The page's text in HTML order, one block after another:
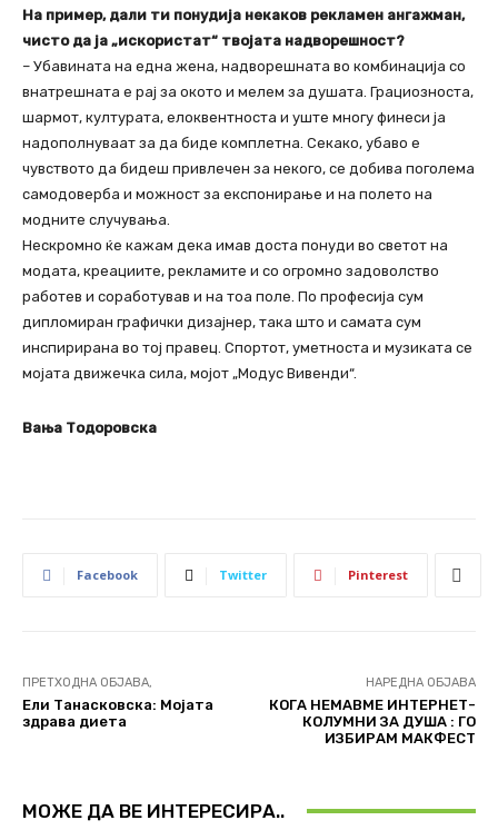
На пример, дали ти понудија некаков рекламен ангажман,
чисто да ја „искористат“ твојата надворешност?
– Убавината на една жена, надворешната во комбинација со
внатрешната е рај за окото и мелем за душата. Грациозноста,
шармот, културата, елоквентноста и уште многу финеси ја
надополнуваат за да биде комплетна. Секако, убаво е
чувството да бидеш привлечен за некого, се добива поголема
самодоверба и можност за експонирање и на полето на
модните случувања.
Нескромно ќе кажам дека имав доста понуди во светот на
модата, креациите, рекламите и со огромно задоволство
работев и соработував и на тоа поле. По професија сум
дипломиран графички дизајнер, така што и самата сум
инспирирана во тој правец. Спортот, уметноста и музиката се
мојата движечка сила, мојот „Модус Вивенди“.
Вања Тодоровска
Facebook Twitter Pinterest
ПРЕТХОДНА ОБЈАВА,
Ели Танасковска: Мојата
здрава диета
НАРЕДНА ОБЈАВА
КОГА НЕМАВМЕ ИНТЕРНЕТ-
КОЛУМНИ ЗА ДУША : ГО
ИЗБИРАМ МАКФЕСТ
МОЖЕ ДА ВЕ ИНТЕРЕСИРА..